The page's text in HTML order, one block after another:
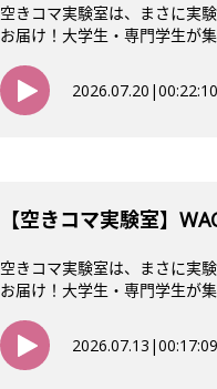
空きコマ実験室は、まさに実
お届け！大学生・専門学生が
2026.07.20 |00:22:10
【空きコマ実験室】
空きコマ実験室は、まさに実
お届け！大学生・専門学生が
2026.07.13 |00:17:09